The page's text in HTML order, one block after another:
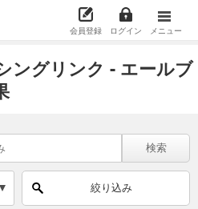
会員登録 ログイン メニュー
ングリンク - エールブ
検索
絞り込み